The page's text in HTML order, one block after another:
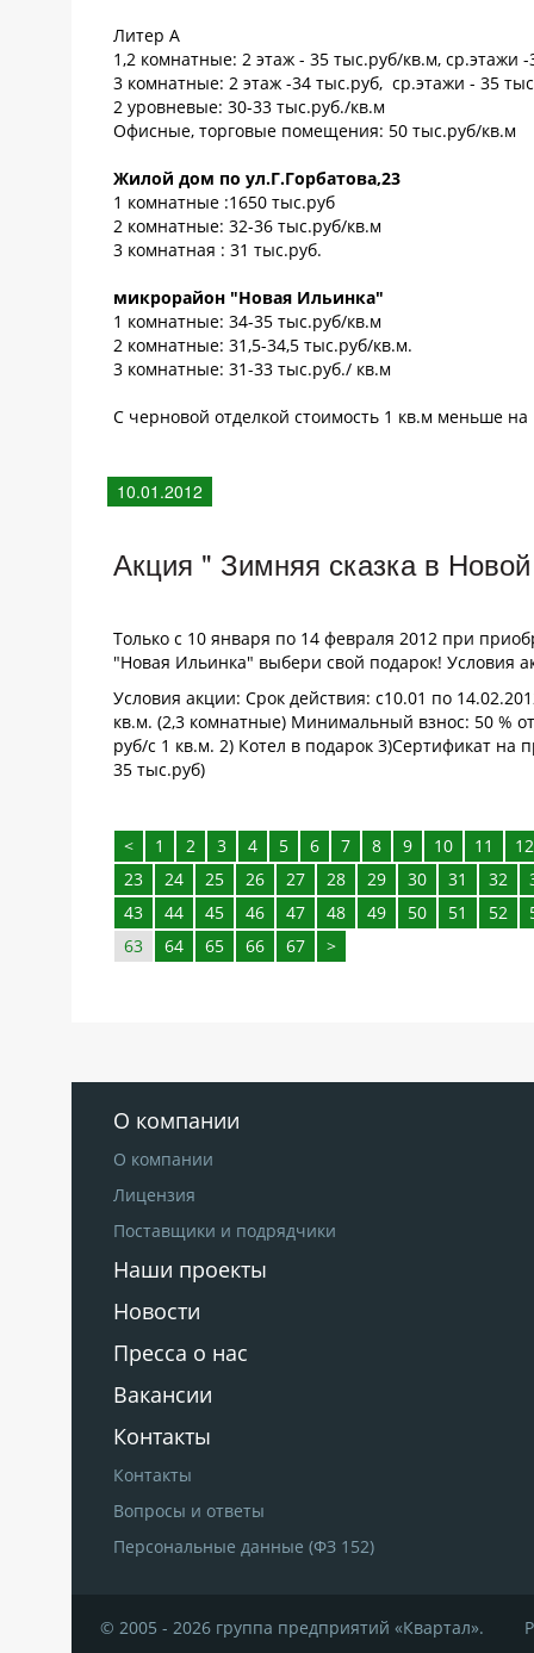
Литер А
1,2 комнатные: 2 этаж - 35 тыс.руб/кв.м, ср.этажи
3 комнатные: 2 этаж -34 тыс.руб, ср.этажи - 35
2 уровневые: 30-33 тыс.руб./кв.м
Офисные, торговые помещения: 50 тыс.руб/кв.м
Жилой дом по ул.Г.Горбатова,23
1 комнатные :1650 тыс.руб
2 комнатные: 32-36 тыс.руб/кв.м
3 комнатная : 31 тыс.руб.
микрорайон "Новая Ильинка"
1 комнатные: 34-35 тыс.руб/кв.м
2 комнатные: 31,5-34,5 тыс.руб/кв.м.
3 комнатные: 31-33 тыс.руб./ кв.м
С черновой отделкой стоимость 1 кв.м меньше на
10.01.2012
Акция " Зимняя сказка в
Только с 10 января по 14 февраля 2012 при
"Новая Ильинка" выбери свой подарок! Условия
Условия акции: Срок действия: с10.01 по
кв.м. (2,3 комнатные) Минимальный взнос: 50 %
руб/с 1 кв.м. 2) Котел в подарок 3)Сертификат
35 тыс.руб)
< 1 2 3 4 5 6 7 8 9 10 11
12
23
24 25 26 27 28 29 30 31 32
43
44 45 46 47 48 49 50 51 52
63
64 65 66 67 >
О компании
О компании
Лицензия
Поставщики и подрядчики
Наши проекты
Новости
Пресса о нас
Вакансии
Контакты
Контакты
Вопросы и ответы
Персональные данные (ФЗ 152)
© 2005 - 2026 группа предприятий «Квартал».